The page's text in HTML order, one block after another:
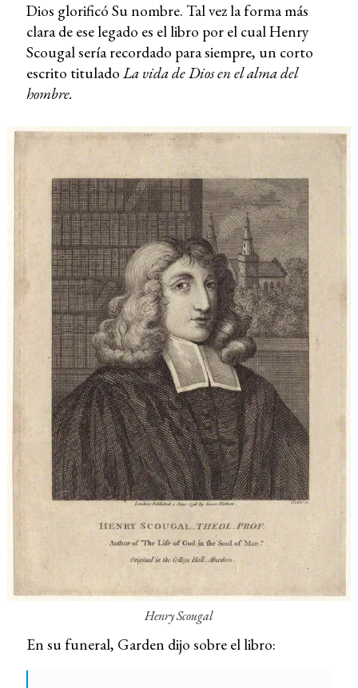
Dios glorificó Su nombre. Tal vez la forma más
clara de ese legado es el libro por el cual Henry
Scougal sería recordado para siempre, un corto
escrito tituladoLa vida de Dios en el alma del
hombre.
Henry Scougal
En su funeral, Garden dijo sobre el libro: